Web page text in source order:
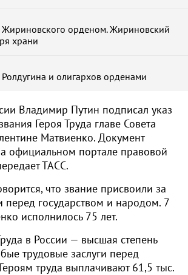
Жириновского орденом. Жириновский
храни
и олигархов орденами
Владимир Путин подписал указ
Героя Труда главе Совета
Матвиенко. Документ
официальном портале правовой
ТАСС.
что звание присвоили за
перед государством и народом. 7
исполнилось 75 лет.
в России — высшая степень
трудовые заслуги перед
труда выплачивают 61,5 тыс.